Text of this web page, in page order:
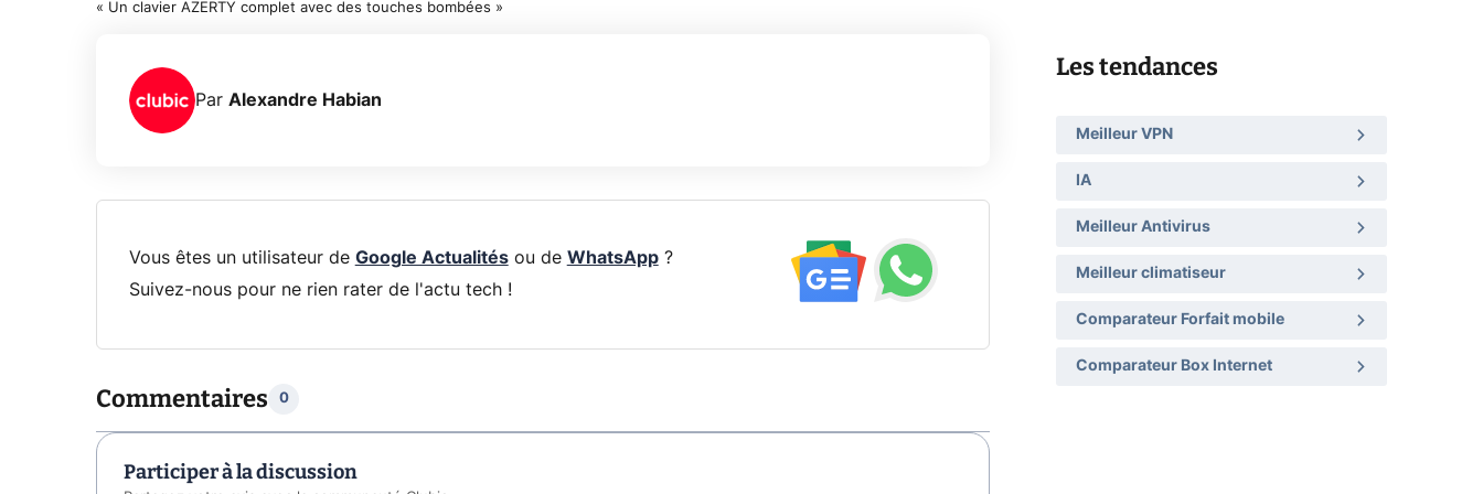
« Un clavier AZERTY complet avec des touches bombées »
Par Alexandre Habian
Vous êtes un utilisateur de Google Actualitésou de WhatsApp?
Suivez-nous pour ne rien rater de l'actu tech !
Commentaires 0
Participer à la discussion
Les tendances
Meilleur VPN
IA
Meilleur Antivirus
Meilleur climatiseur
Comparateur Forfait mobile
Comparateur Box Internet